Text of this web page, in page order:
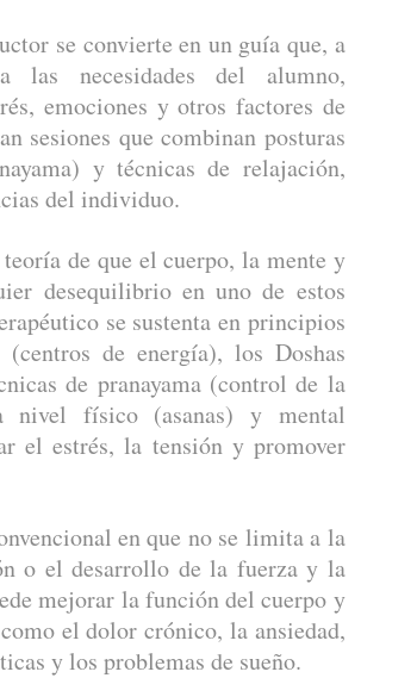
se convierte en un guía que, a
las necesidades del alumno,
emociones y otros factores de
sesiones que combinan posturas
y técnicas de relajación,
del individuo.
de que el cuerpo, la mente y
desequilibrio en uno de estos
se sustenta en principios
de energía), los Doshas
de pranayama (control de la
nivel físico (asanas) y mental
el estrés, la tensión y promover
en que no se limita a la
o el desarrollo de la fuerza y la
mejorar la función del cuerpo y
el dolor crónico, la ansiedad,
y los problemas de sueño.